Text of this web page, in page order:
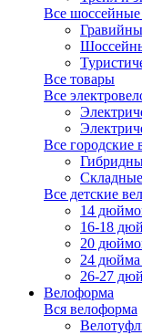
Все
Все товары
Все
Все городские
Все детские
14
16-18
20
24 дюйма
26-27
Велоформа
Вся велоформа